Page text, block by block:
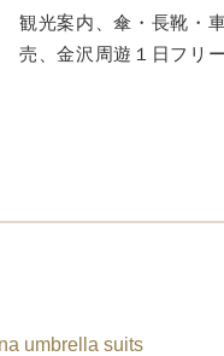
観光案内、傘・長靴・
売、金沢周遊１日フリ
umbrella suits